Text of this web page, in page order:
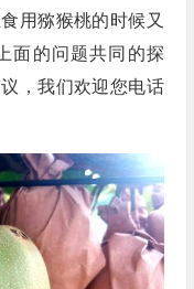
用猕猴桃的时候又
面的问题共同的探
，我们欢迎您电话